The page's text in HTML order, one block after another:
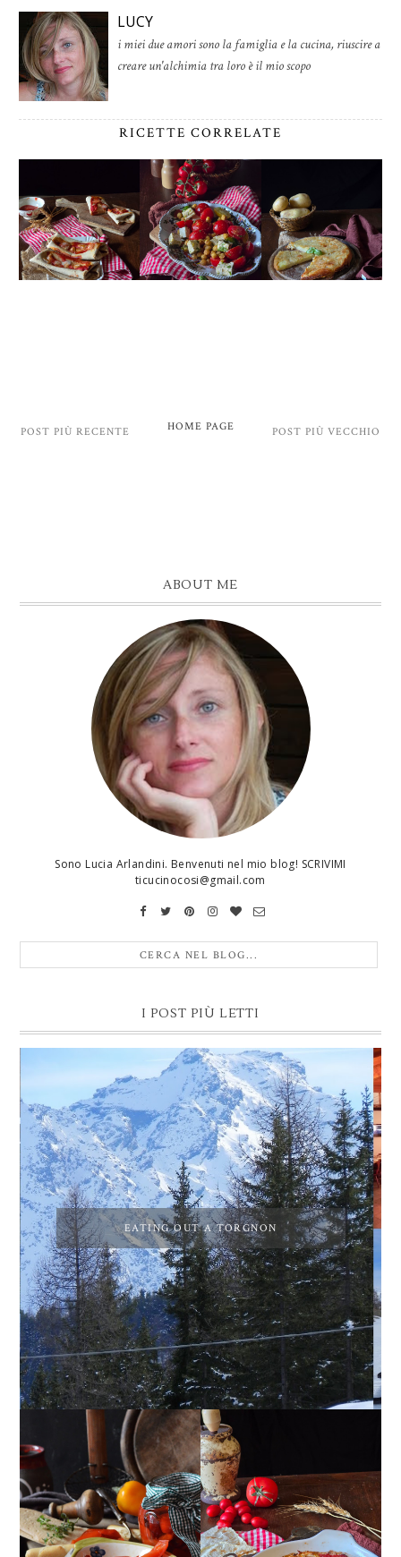
LUCY
i miei due amori sono la famiglia e la cucina, riuscire a
creare un'alchimia tra loro è il mio scopo
RICETTE CORRELATE
POST PIÙ RECENTE POST PIÙ VECCHIO
HOME PAGE
ABOUT ME
Sono Lucia Arlandini. Benvenuti nel mio blog! SCRIVIMI
ticucinocosi@gmail.com
I POST PIÙ LETTI
EATING OUT A TORGNON
PEPERONI ALLA
PIEMONTESE
GIRANDOLE DI
RICOTTA